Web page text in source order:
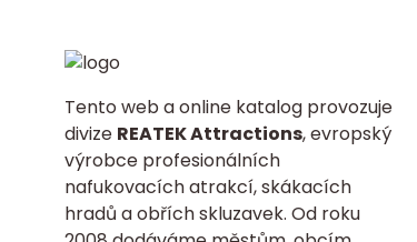
Tento web a online katalog provozuje
divize REATEK Attractions, evropský
výrobce profesionálních
nafukovacích atrakcí, skákacích
hradů a obřích skluzavek. Od roku